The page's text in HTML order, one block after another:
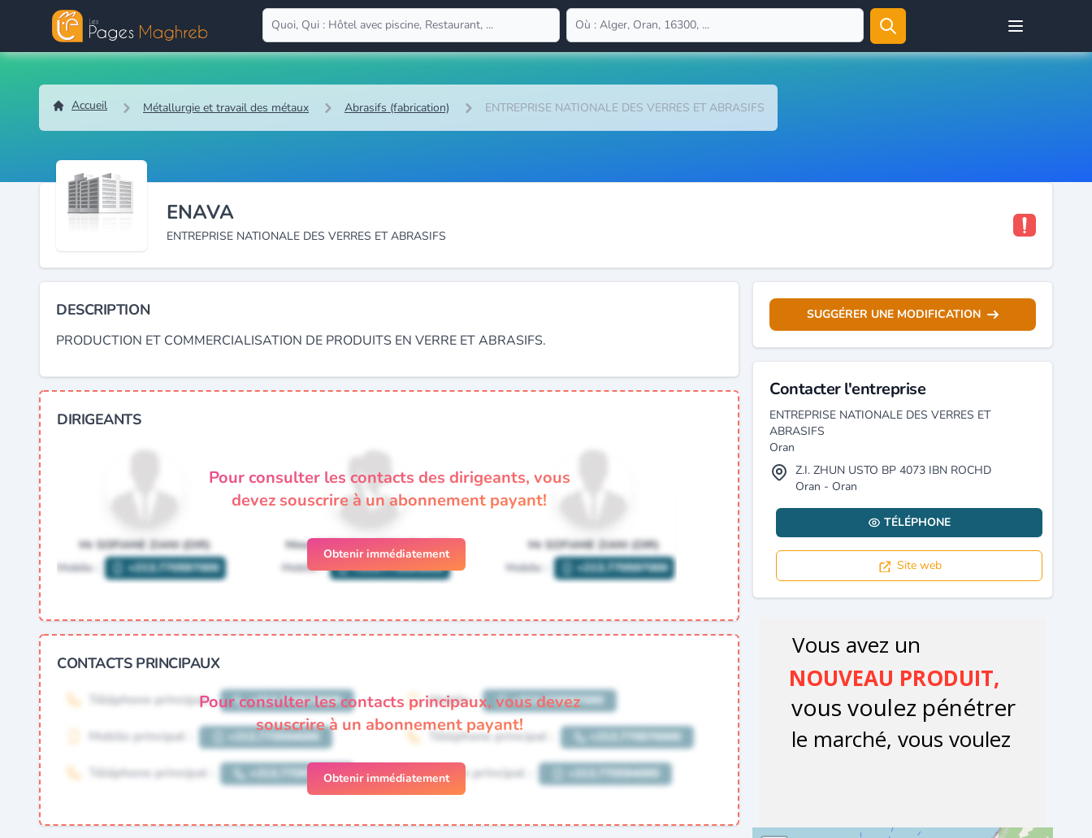
Open user menu
Accueil Métallurgie et travail des métaux Abrasifs (fabrication) ENTREPRISE NATIONALE DES VERRES ET ABRASIFS
ENAVA
ENTREPRISE NATIONALE DES VERRES ET ABRASIFS
DESCRIPTION
PRODUCTION ET COMMERCIALISATION DE PRODUITS EN VERRE ET ABRASIFS.
DIRIGEANTS
Pour consulter les contacts des dirigeants, vous
devez souscrire à un abonnement payant!
Obtenir immédiatement
CONTACTS PRINCIPAUX
Pour consulter les contacts principaux, vous devez
souscrire à un abonnement payant!
Obtenir immédiatement
SUGGÉRER UNE MODIFICATION
Contacter l'entreprise
ENTREPRISE NATIONALE DES VERRES ET
ABRASIFS
Oran
Z.I. ZHUN USTO BP 4073 IBN ROCHD
Oran - Oran
TÉLÉPHONE
Site web